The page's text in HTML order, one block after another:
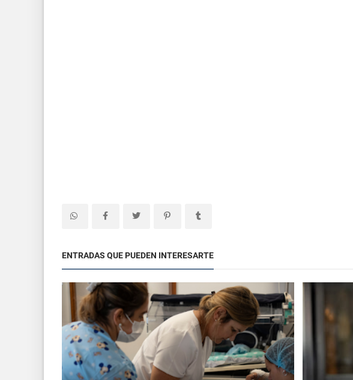
ENTRADAS QUE PUEDEN INTERESARTE